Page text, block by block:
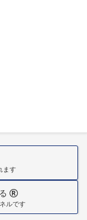
ます
ルです